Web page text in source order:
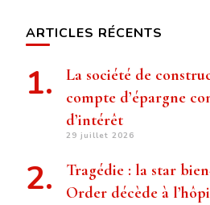
ARTICLES RÉCENTS
La société de
compte d’épargne
d’intérêt
29 juillet 2026
Tragédie : la star
Order décède à